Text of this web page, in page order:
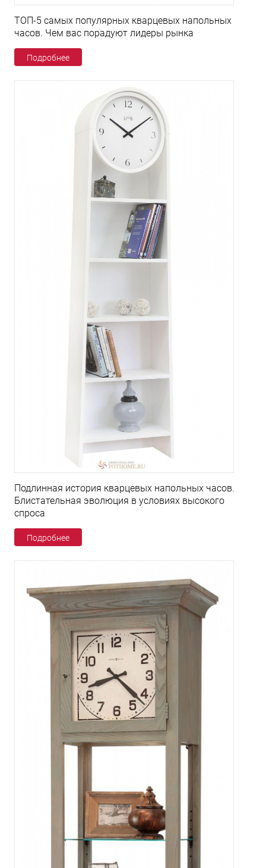
ТОП-5 самых популярных кварцевых напольных
часов. Чем вас порадуют лидеры рынка
Подробнее
Подлинная история кварцевых напольных часов.
Блистательная эволюция в условиях высокого
спроса
Подробнее